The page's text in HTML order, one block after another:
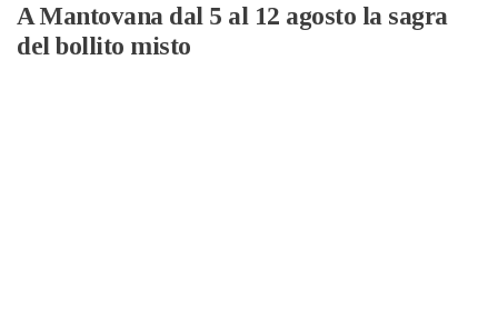
A Mantovana dal 5 al 12 agosto la sagra
del bollito misto